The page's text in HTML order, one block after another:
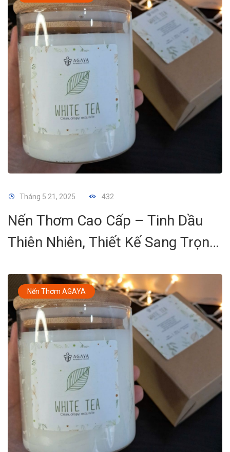
Tháng 5 21, 2025 432
Nến Thơm Cao Cấp – Tinh Dầu
Thiên Nhiên, Thiết Kế Sang Trọng,
Nến Thơm AGAYA